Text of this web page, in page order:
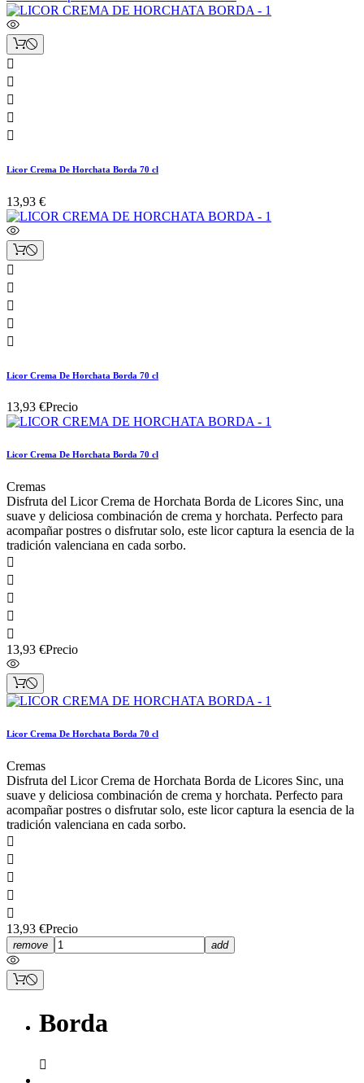





Licor Crema De Horchata Borda 70 cl
13,93 €





Licor Crema De Horchata Borda 70 cl
13,93 €Precio
Licor Crema De Horchata Borda 70 cl
Cremas
Disfruta del Licor Crema de Horchata Borda de Licores Sinc, una
suave y deliciosa combinación de crema y horchata. Perfecto para
acompañar postres o disfrutar solo, este licor captura la esencia de la
tradición valenciana en cada sorbo.





13,93 €Precio
Licor Crema De Horchata Borda 70 cl
Cremas
Disfruta del Licor Crema de Horchata Borda de Licores Sinc, una
suave y deliciosa combinación de crema y horchata. Perfecto para
acompañar postres o disfrutar solo, este licor captura la esencia de la
tradición valenciana en cada sorbo.





13,93 €Precio
remove add
Borda
